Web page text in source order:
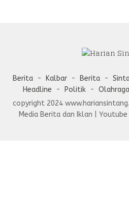
Berita Kalbar Berita
Headline
Politik Olahraga
copyright 2024
Media Berita dan Iklan |